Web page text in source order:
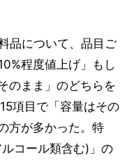
品について、品目ご
程度値上げ」もし
のまま」のどちらを
項目で「容量はその
方が多かった。特
コール類含む)」の